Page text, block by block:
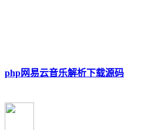
php网易云音乐解析下载源码